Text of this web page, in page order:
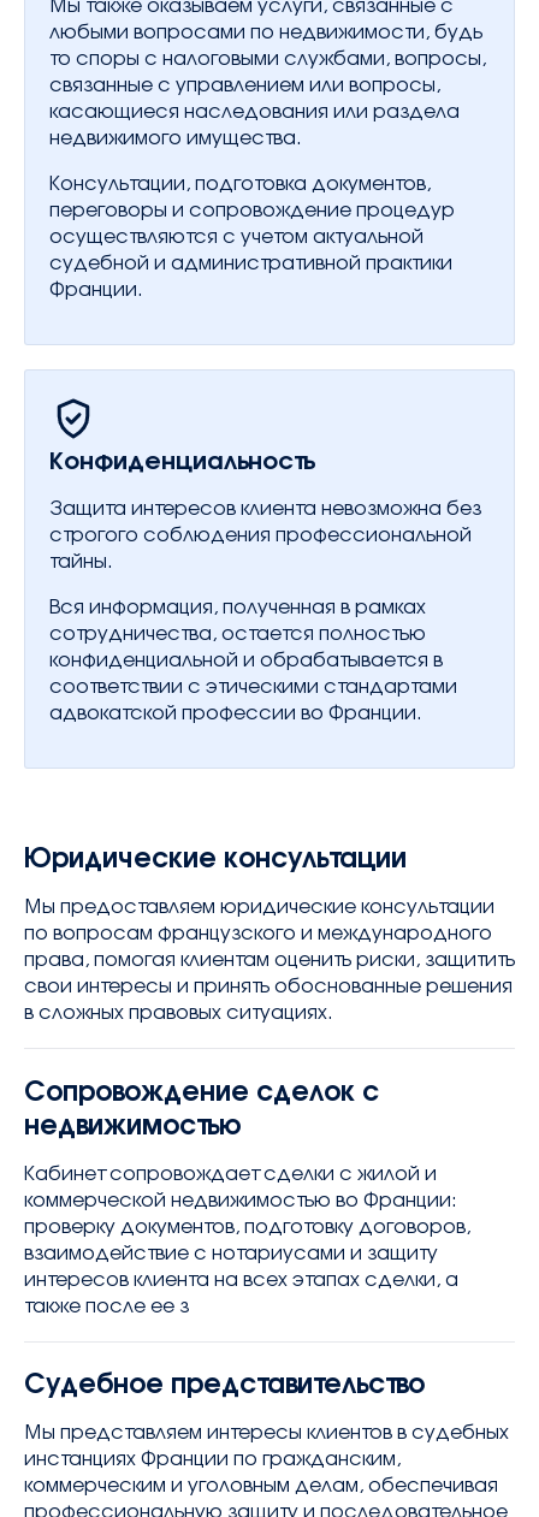
любыми вопросами по недвижимости, будь
то споры с налоговыми службами, вопросы,
связанные с управлением или вопросы,
касающиеся наследования или раздела
недвижимого имущества.
Консультации, подготовка документов,
переговоры и сопровождение процедур
осуществляются с учетом актуальной
судебной и административной практики
Франции.
Конфиденциальность
Защита интересов клиента невозможна без
строгого соблюдения профессиональной
тайны.
Вся информация, полученная в рамках
сотрудничества, остается полностью
конфиденциальной и обрабатывается в
соответствии с этическими стандартами
адвокатской профессии во Франции.
Юридические консультации
Мы предоставляем юридические консультации
по вопросам французского и международного
права, помогая клиентам оценить риски, защитить
свои интересы и принять обоснованные решения
в сложных правовых ситуациях.
Сопровождение сделок с
недвижимостью
Кабинет сопровождает сделки с жилой и
коммерческой недвижимостью во Франции:
проверку документов, подготовку договоров,
взаимодействие с нотариусами и защиту
интересов клиента на всех этапах сделки, а
также после ее з
Судебное представительство
Мы представляем интересы клиентов в судебных
инстанциях Франции по гражданским,
коммерческим и уголовным делам, обеспечивая
профессиональную защиту и последовательное